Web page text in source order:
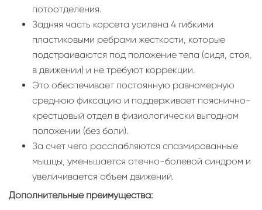
потоотделения.
Задняя часть корсета усилена 4 гибкими
пластиковыми ребрами жесткости, которые
подстраиваются под положение тела (сидя, стоя,
в движении) и не требуют коррекции.
Это обеспечивает постоянную равномерную
среднюю фиксацию и поддерживает пояснично-
крестцовый отдел в физиологически выгодном
положении (без боли).
За счет чего расслабляются спазмированные
мышцы, уменьшается отечно-болевой синдром и
увеличивается объем движений.
Дополнительные преимущества: